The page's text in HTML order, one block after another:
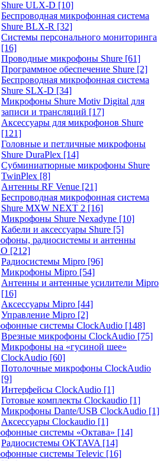
Shure ULX-D [10]
Беспроводная микрофонная система
Shure BLX-R [32]
Системы персонального мониторинга
[16]
Проводные микрофоны Shure [61]
Программное обеспечение Shure [2]
Беспроводная микрофонная система
Shure SLX-D [34]
Микрофоны Shure Motiv Digital для
записи и трансляций [17]
Аксессуары для микрофонов Shure
[121]
Головные и петличные микрофоны
Shure DuraPlex [14]
Субминиатюрные микрофоны Shure
TwinPlex [8]
Антенны RF Venue [21]
Беспроводная микрофонная система
Shure MXW NEXT 2 [16]
Микрофоны Shure Nexadyne [10]
Кабели и аксессуары Shure [5]
радиосистемы и антенны
[212]
Радиосистемы Mipro [96]
Микрофоны Mipro [54]
Антенны и антенные усилители Mipro
[16]
Аксессуары Mipro [44]
Управление Mipro [2]
системы ClockAudio [148]
Врезные микрофоны ClockAudio [75]
Микрофоны на «гусиной шее»
ClockAudio [60]
Потолочные микрофоны ClockAudio
[9]
Интерфейсы ClockAudio [1]
Готовые комплекты Clockaudio [1]
Микрофоны Dante/USB ClockAudio [1]
Аксессуары Clockaudio [1]
системы «Октава» [14]
Радиосистемы OKTAVA [14]
системы Televic [16]